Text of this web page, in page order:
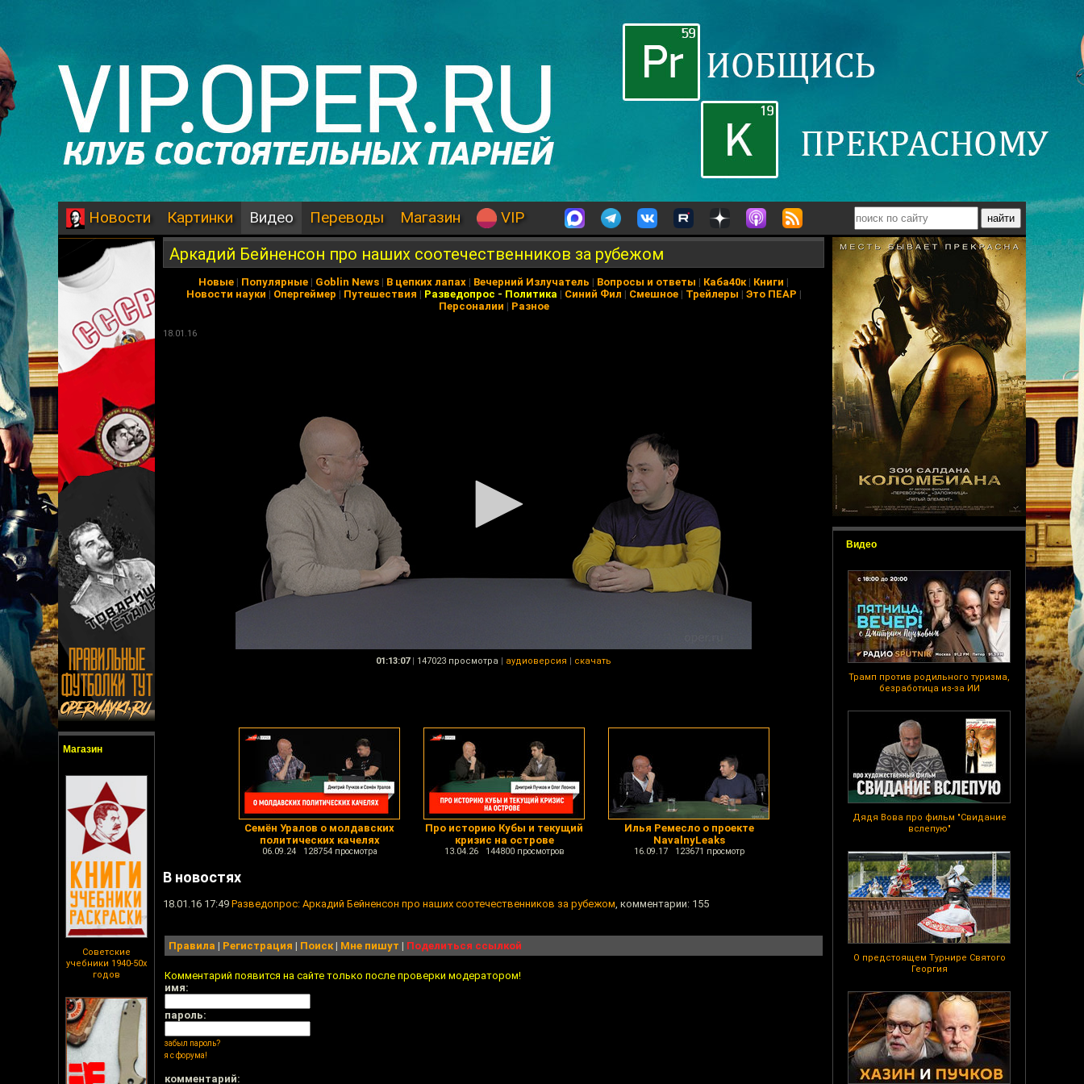
Новости Картинки Видео Переводы Магазин VIP
Магазин
Советские
учебники 1940-50х
годов
Видео
Трамп против родильного туризма,
безработица из-за ИИ
Дядя Вова про фильм "Свидание
вслепую"
О предстоящем Турнире Святого
Георгия
Аркадий Бейненсон про наших соотечественников за рубежом
Новые | Популярные | Goblin News | В цепких лапах | Вечерний Излучатель | Вопросы и ответы | Каба40к| Книги |
Новости науки | Опергеймер | Путешествия | Разведопрос - Политика | Синий Фил | Смешное| Трейлеры | Это ПЕАР |
Персоналии | Разное
18.01.16
01:13:07 | 147023 просмотра | аудиоверсия | скачать
Семён Уралов о молдавских
политических качелях
06.09.24 128754 просмотра
Про историю Кубы и текущий
кризис на острове
13.04.26 144800 просмотров
Илья Ремесло о проекте
NavalnyLeaks
16.09.17 123671 просмотр
В новостях
18.01.16 17:49 Разведопрос: Аркадий Бейненсон про наших соотечественников за рубежом, комментарии: 155
Правила | Регистрация | Поиск| Мне пишут | Поделиться ссылкой
Комментарий появится на сайте только после проверки модератором!
имя:
пароль:
забыл пароль?
я с форума!
комментарий: